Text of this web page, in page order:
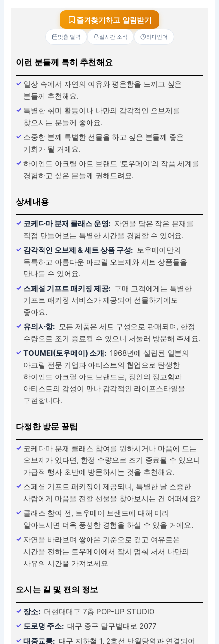
즐겨찾기하고 알림받기
맞춤 달력 실시간 소식 리마인더
이런 분들께 특히 추천해요
일상 속에서 자연의 여유와 평온함을 느끼고 싶은
분들께 추천해요.
특별한 취미 활동이나 나만의 감각적인 오브제를
찾으시는 분들께 좋아요.
소중한 분께 특별한 선물을 하고 싶은 분들께 좋은
기회가 될 거예요.
하이엔드 아크릴 아트 브랜드 '토우메이'의 작품 세계를
경험하고 싶은 분들께 권해드려요.
상세내용
코케다마 분재 클래스 운영: 자연을 담은 작은 분재를
직접 만들어보는 특별한 시간을 경험할 수 있어요.
감각적인 오브제 & 세트 상품 구성: 토우메이만의
독특하고 아름다운 아크릴 오브제와 세트 상품들을
만나볼 수 있어요.
스페셜 기프트 패키징 제공: 구매 고객에게는 특별한
기프트 패키징 서비스가 제공되어 선물하기에도
좋아요.
유의사항: 모든 제품은 세트 구성으로 판매되며, 한정
수량으로 조기 종료될 수 있으니 서둘러 방문해 주세요.
TOUMEI(토우메이) 소개: 1968년에 설립된 일본의
아크릴 전문 기업과 아티스트의 협업으로 탄생한
하이엔드 아크릴 아트 브랜드로, 장인의 정교함과
아티스트의 감성이 만나 감각적인 라이프스타일을
구현합니다.
다정한 방문 꿀팁
코케다마 분재 클래스 참여를 원하시거나 마음에 드는
오브제가 있다면, 한정 수량으로 조기 종료될 수 있으니
가급적 행사 초반에 방문하시는 것을 추천해요.
스페셜 기프트 패키징이 제공되니, 특별한 날 소중한
사람에게 마음을 전할 선물을 찾아보시는 건 어떠세요?
클래스 참여 전, 토우메이 브랜드에 대해 미리
알아보시면 더욱 풍성한 경험을 하실 수 있을 거예요.
자연을 바라보며 쌓아온 기준으로 깊고 여유로운
시간을 전하는 토우메이에서 잠시 멈춰 서서 나만의
사유의 시간을 가져보세요.
오시는 길 및 편의 정보
장소: 더현대대구 7층 POP-UP STUDIO
도로명 주소: 대구 중구 달구벌대로 2077
대중교통: 대구 지하철 1, 2호선 반월당역과 연결되어